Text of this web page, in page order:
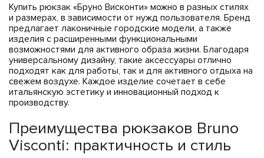
Купить рюкзак «Бруно Висконти» можно в разных стилях
и размерах, в зависимости от нужд пользователя. Бренд
предлагает лаконичные городские модели, а также
изделия с расширенными функциональными
возможностями для активного образа жизни. Благодаря
универсальному дизайну, такие аксессуары отлично
подходят как для работы, так и для активного отдыха на
свежем воздухе. Каждое изделие сочетает в себе
итальянскую эстетику и инновационный подход к
производству.
Преимущества рюкзаков Bruno
Visconti: практичность и стиль